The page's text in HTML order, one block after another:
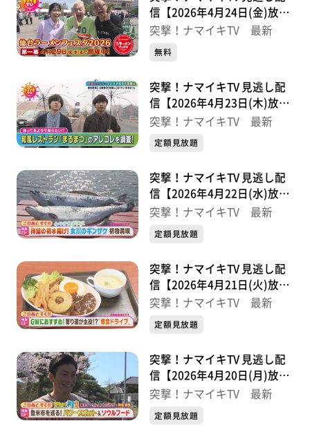
信【2026年4月24日(金)放送
分】
突撃！ナマイキTV 最新
無料
突撃！ナマイキTV 見逃し配
信【2026年4月23日(木)放送
分】
突撃！ナマイキTV 最新
定額見放題
突撃！ナマイキTV 見逃し配
信【2026年4月22日(水)放送
分】
突撃！ナマイキTV 最新
定額見放題
突撃！ナマイキTV 見逃し配
信【2026年4月21日(火)放送
分】
突撃！ナマイキTV 最新
定額見放題
突撃！ナマイキTV 見逃し配
信【2026年4月20日(月)放送
分】
突撃！ナマイキTV 最新
定額見放題